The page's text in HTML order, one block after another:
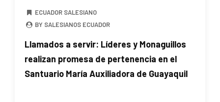
ECUADOR SALESIANO
BY SALESIANOS ECUADOR
Llamados a servir: Líderes y Monaguillos
realizan promesa de pertenencia en el
Santuario María Auxiliadora de Guayaquil